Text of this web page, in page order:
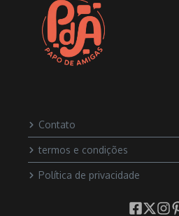
Contato
termos e condições
Política de privacidade